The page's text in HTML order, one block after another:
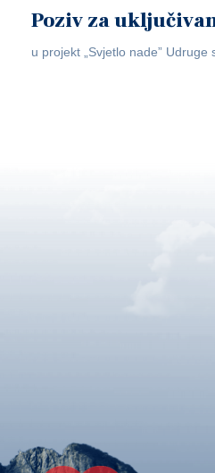
Poziv za
u projekt „Svjetlo nade” Udruge